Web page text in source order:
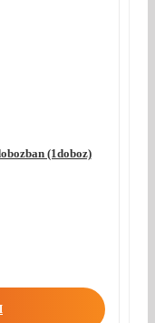
(1doboz)